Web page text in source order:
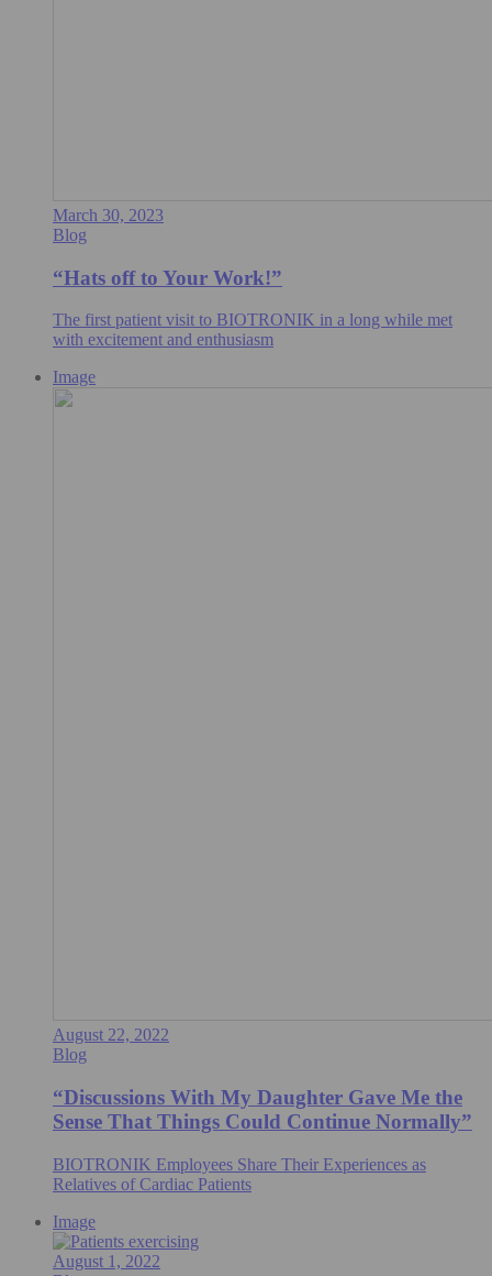
March 30, 2023
Blog
“Hats off to Your Work!”
The first patient visit to BIOTRONIK in a long while met
with excitement and enthusiasm
Image
August 22, 2022
Blog
“Discussions With My Daughter Gave Me the
Sense That Things Could Continue Normally”
BIOTRONIK Employees Share Their Experiences as
Relatives of Cardiac Patients
Image
August 1, 2022